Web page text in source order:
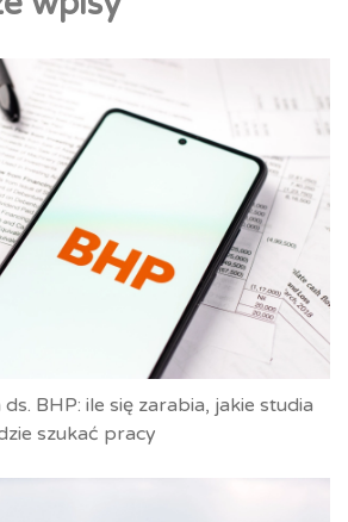
BHP: ile się zarabia, jakie studia
szukać pracy